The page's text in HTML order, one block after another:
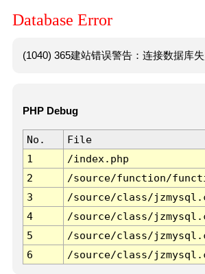
Database Error
(1040) 365建站错误警告：连接数据库
PHP Debug
No. File
1
/index.php
2
/source/function/
3
/source/class/
4
/source/class/
5
/source/class/
6
/source/class/